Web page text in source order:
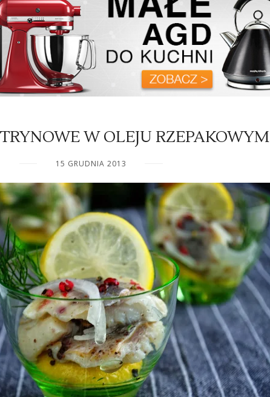
W OLEJU RZEPAKOWYM
15 GRUDNIA 2013